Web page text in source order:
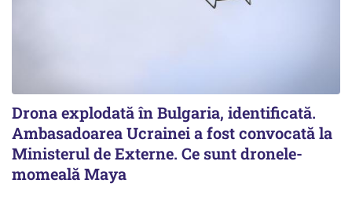
Drona explodată în Bulgaria, identificată.
Ambasadoarea Ucrainei a fost convocată la
Ministerul de Externe. Ce sunt dronele-
momeală Maya